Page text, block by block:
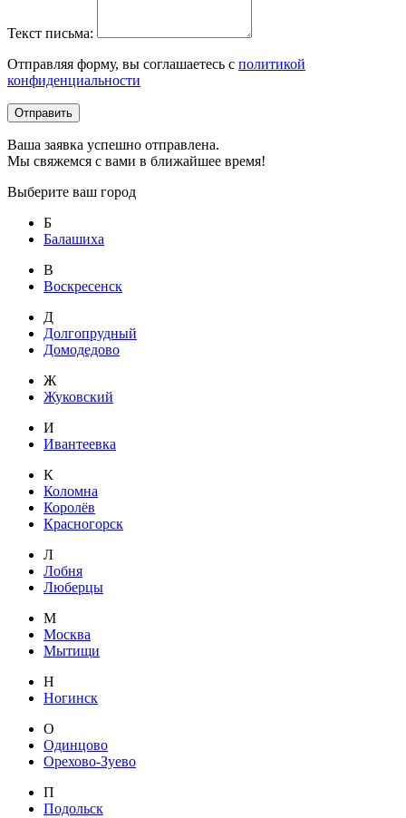
Текст письма:
Отправляя форму, вы соглашаетесь с политикой
конфиденциальности
Отправить
Ваша заявка успешно отправлена.
Мы свяжемся с вами в ближайшее время!
Выберите ваш город
Б
Балашиха
В
Воскресенск
Д
Долгопрудный
Домодедово
Ж
Жуковский
И
Ивантеевка
К
Коломна
Королёв
Красногорск
Л
Лобня
Люберцы
М
Москва
Мытищи
Н
Ногинск
О
Одинцово
Орехово-Зуево
П
Подольск